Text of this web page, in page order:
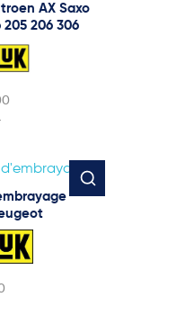
AX Saxo
205 206 306